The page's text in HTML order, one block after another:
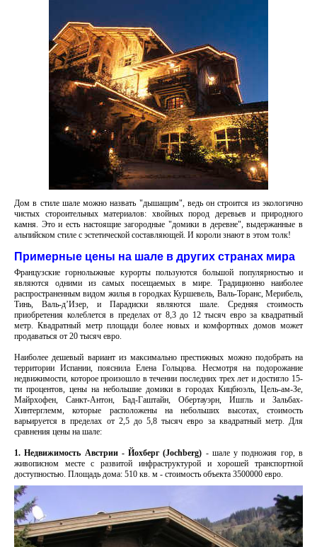
Дом в стиле шале можно назвать "дышащим", ведь он строится из экологично
чистых стороительных материалов: хвойных пород деревьев и природного
камня. Это и есть настоящие загородные "домики в деревне", выдержанные в
альпийском стиле с эстетической составляющей. И короли знают в этом толк!
Примерные цены на шале в других странах мира
Французские горнолыжные курорты пользуются большой популярностью и
являются одними из самых посещаемых в мире. Традиционно наиболее
распространенным видом жилья в городках Куршевель, Валь-Торанс, Мерибель,
Тинь, Валь-д’Изер, и Парадиски являются шале. Средняя стоимость
приобретения колеблется в пределах от 8,3 до 12 тысяч евро за квадратный
метр. Квадратный метр площади более новых и комфортных домов может
продаваться от 20 тысяч евро.
Наиболее дешевый вариант из максимально престижных можно подобрать на
территории Испании, пояснила Елена Гольцова. Несмотря на подорожание
недвижимости, которое произошло в течении последних трех лет и достигло 15-
ти процентов, цены на небольшие домики в городах Кицбюэль, Цель-ам-Зе,
Майрхофен, Санкт-Антон, Бад-Гаштайн, Обертауэрн, Ишгль и Зальбах-
Хинтерглемм, которые расположены на небольших высотах, стоимость
варьируется в пределах от 2,5 до 5,8 тысяч евро за квадратный метр. Для
сравнения цены на шале:
1. Недвижимость Австрии - Йохберг (Jochberg) - шале у подножия гор, в
живописном месте с развитой инфраструктурой и хорошей транспортной
доступностью. Площадь дома: 510 кв. м - стоимость объекта 3500000 евро.